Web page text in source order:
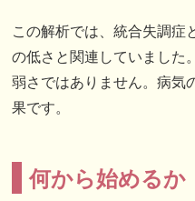
この解析では、統合失調症
の低さと関連していました
弱さではありません。病気
果です。
何から始めるか